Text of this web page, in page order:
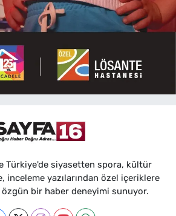
Türkiye'de siyasetten spora, kültür
inceleme yazılarından özel içeriklere
bir haber deneyimi sunuyor.